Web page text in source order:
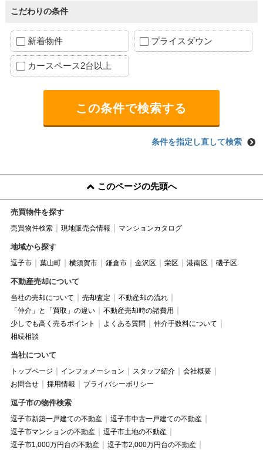
こだわりの条件
新着物件 プライスダウン
カースペース2台以上
条件を指定し直して検索
このページの先頭へ
売買物件を探す
売買物件検索 現地販売会情報 マンションカタログ
地域から探す
逗子市 葉山町 横須賀市 鎌倉市 金沢区 栄区 港南区 磯子区
不動産売却について
当社の売却について 売却査定
不動産却の流れ
「仲介」と「買取」の違い
不動産売却時の諸費用
少しでも高く売るポイント
よくある質問
仲介手数料について
相続相談
当社について
トップページ インフォメーション スタッフ紹介
会社概要
お問合せ
採用情報 プライバシーポリシー
逗子市の物件検索
逗子市新築一戸建ての不動産
逗子市中古一戸建ての不動産
逗子市マンションの不動産
逗子市土地の不動産
逗子市1,000万円台の不動産
逗子市2,000万円台の不動産